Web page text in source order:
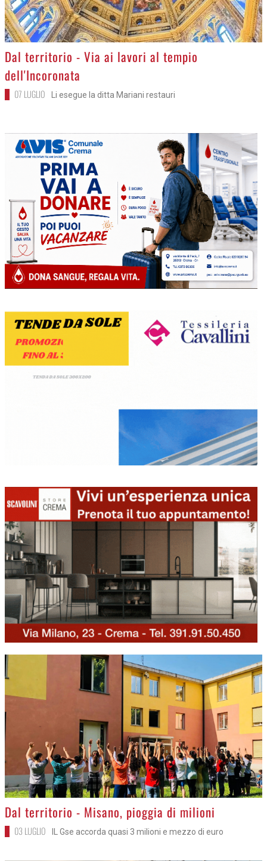
>
Dal territorio - Via ai lavori al tempio
dell'Incoronata
07 LUGLIO Li esegue la ditta Mariani restauri
>
Dal territorio - Misano, pioggia di milioni
03 LUGLIO IL Gse accorda quasi 3 milioni e mezzo di euro